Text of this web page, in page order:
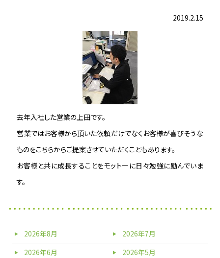
2019.2.15
去年入社した営業の上田です。
営業ではお客様から頂いた依頼だけでなくお客様が喜びそうな
ものをこちらからご提案させていただくこともあります。
お客様と共に成長することをモットーに日々勉強に励んでいま
す。
2026年8月
2026年7月
2026年6月
2026年5月